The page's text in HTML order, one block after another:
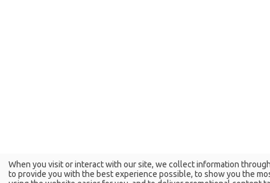
When you visit or interact with our site, we collect information
to provide you with the best experience possible, to show you the